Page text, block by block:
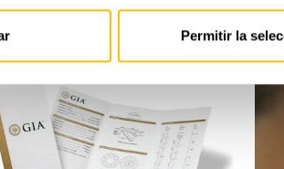
Permitir la
garantía